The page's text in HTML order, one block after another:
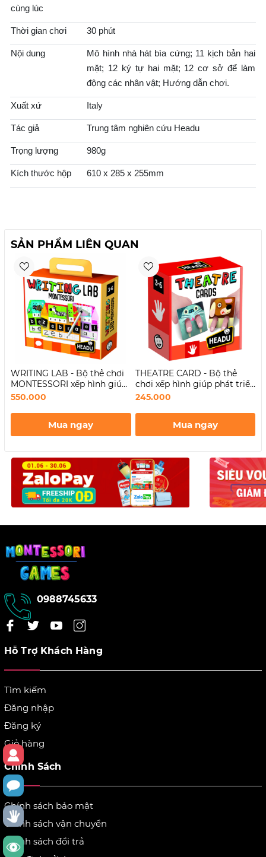
cùng lúc
Thời gian chơi 30 phút
Nội dung
Mô hình nhà hát bìa cứng; 11 kịch bản hai
mặt; 12 ký tự hai mặt; 12 cơ sở để làm
động các nhân vật; Hướng dẫn chơi.
Xuất xứ Italy
Tác giả Trung tâm nghiên cứu Headu
Trọng lượng 980g
Kích thước hộp 610 x 285 x 255mm
SẢN PHẨM LIÊN QUAN
WRITING LAB - Bộ thẻ chơi
MONTESSORI xếp hình giúp
phát triển trí thông minh
550.000
Mua ngay
THEATRE CARD - Bộ thẻ
chơi xếp hình giúp phát triển
năng khiếu nghệ thuật,
tượng
245.000
Mua ngay
0988745633
Hỗ Trợ Khách Hàng
Tìm kiếm
Đăng nhập
Đăng ký
Giỏ hàng
Chính Sách
Chính sách bảo mật
Chính sách vận chuyển
Chính sách đổi trả